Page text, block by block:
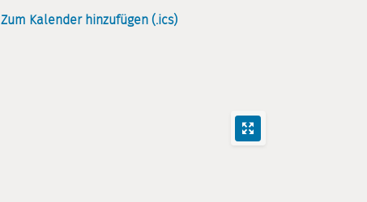
Zum Kalender hinzufügen (.ics)